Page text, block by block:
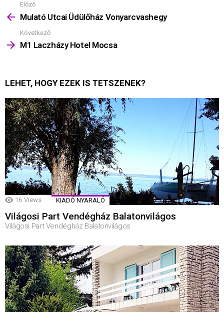
Mutass
többet
Előző
Mulató Utcai Üdülőház Vonyarcvashegy
Következő
M1 Laczházy Hotel Mocsa
LEHET, HOGY EZEK IS TETSZENEK?
16 Views KIADÓ NYARALÓ
Világosi Part Vendégház Balatonvilágos
Világosi Part Vendégház Balatonvilágos